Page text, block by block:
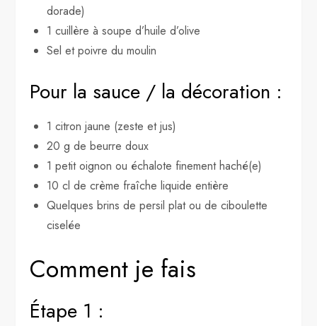
dorade)
1 cuillère à soupe d’huile d’olive
Sel et poivre du moulin
Pour la sauce / la décoration :
1 citron jaune (zeste et jus)
20 g de beurre doux
1 petit oignon ou échalote finement haché(e)
10 cl de crème fraîche liquide entière
Quelques brins de persil plat ou de ciboulette
ciselée
Comment je fais
Étape 1 :